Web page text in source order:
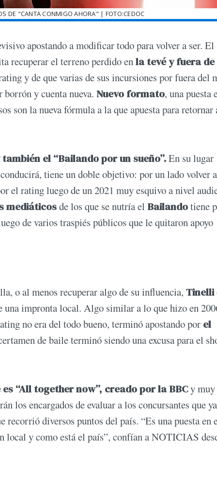
DE "CANTA CONMIGO AHORA" | FOTO:CEDOC
apostando a modificar todo para volver a ser. El
recuperar el terreno perdido enla tevé y fuera
y de que varias de sus incursiones por fuera del
y cuenta nueva. Nuevo formato, una puesta
son la nueva fórmula a la que apuesta para retornar
el “Bailando por un sueño”.En su lugar
tiene un doble objetivo: por un lado volver a
el rating luego de un 2021 muy esquivo a nivel
mediáticosde los que se nutría el Bailandotiene
de varios traspiés públicos que le quitaron apoyo
o al menos recuperar algo de su influencia, Tinelli
una impronta local. Algo similar a lo que hizo en
no era del todo bueno, terminó apostando por el
de baile terminó siendo una excusa para el
“All together now”, creado por la BBCy muy
los encargados de evaluar a los concursantes que ya
diversos puntos del país. “Es una puesta en
local y como está el país”, confían a NOTICIAS